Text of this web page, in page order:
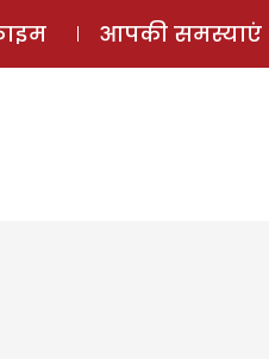
लॉग इन ⚲
आपकी समस्याएं